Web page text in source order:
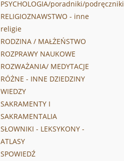
PSYCHOLOGIA/poradniki/podręczniki
RELIGIOZNAWSTWO - inne
religie
RODZINA / MAŁŻEŃSTWO
ROZPRAWY NAUKOWE
ROZWAŻANIA/ MEDYTACJE
RÓŻNE - INNE DZIEDZINY
WIEDZY
SAKRAMENTY I
SAKRAMENTALIA
SŁOWNIKI - LEKSYKONY -
ATLASY
SPOWIEDŹ